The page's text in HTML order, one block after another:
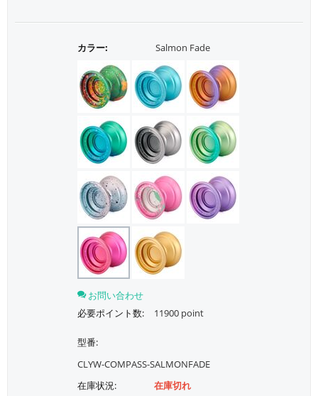
カラー: Salmon Fade
お問い合わせ
必要ポイント数:
11900 point
型番:
CLYW-COMPASS-SALMONFADE
在庫状況:
在庫切れ